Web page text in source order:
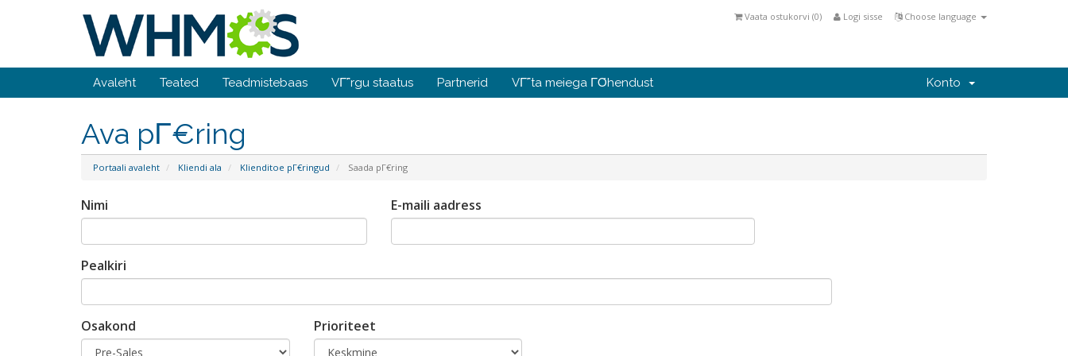
Choose language
Logi sisse
Vaata ostukorvi (0)
Avaleht Teated Teadmistebaas VΓ΅rgu staatus Partnerid VΓ΅ta meiega ΓΌhendust Konto
Ava pΓ€ring
Portaali avaleht Kliendi ala Klienditoe pΓ€ringud Saada pΓ€ring
Nimi E-maili aadress
Pealkiri
Osakond Prioriteet